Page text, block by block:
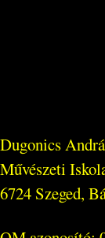
Dugonics
Művészeti
6724 Szeged,